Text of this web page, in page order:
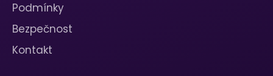
Podmínky
Bezpečnost
Kontakt